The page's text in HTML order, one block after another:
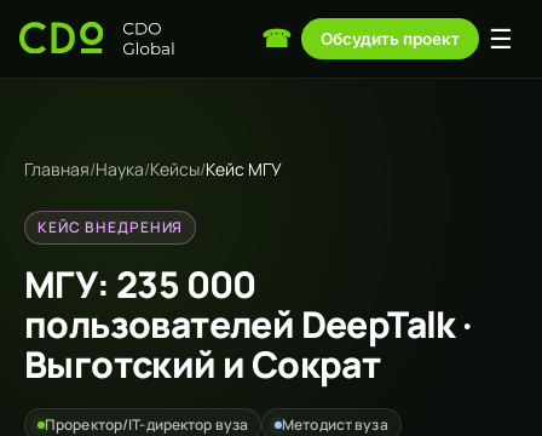
☎ Обсудить проект ☰
Главная/Наука/Кейсы/Кейс МГУ
КЕЙС ВНЕДРЕНИЯ
МГУ: 235 000
пользователей DeepTalk ·
Выготский и Сократ
Проректор/IT-директор вуза
Методист вуза